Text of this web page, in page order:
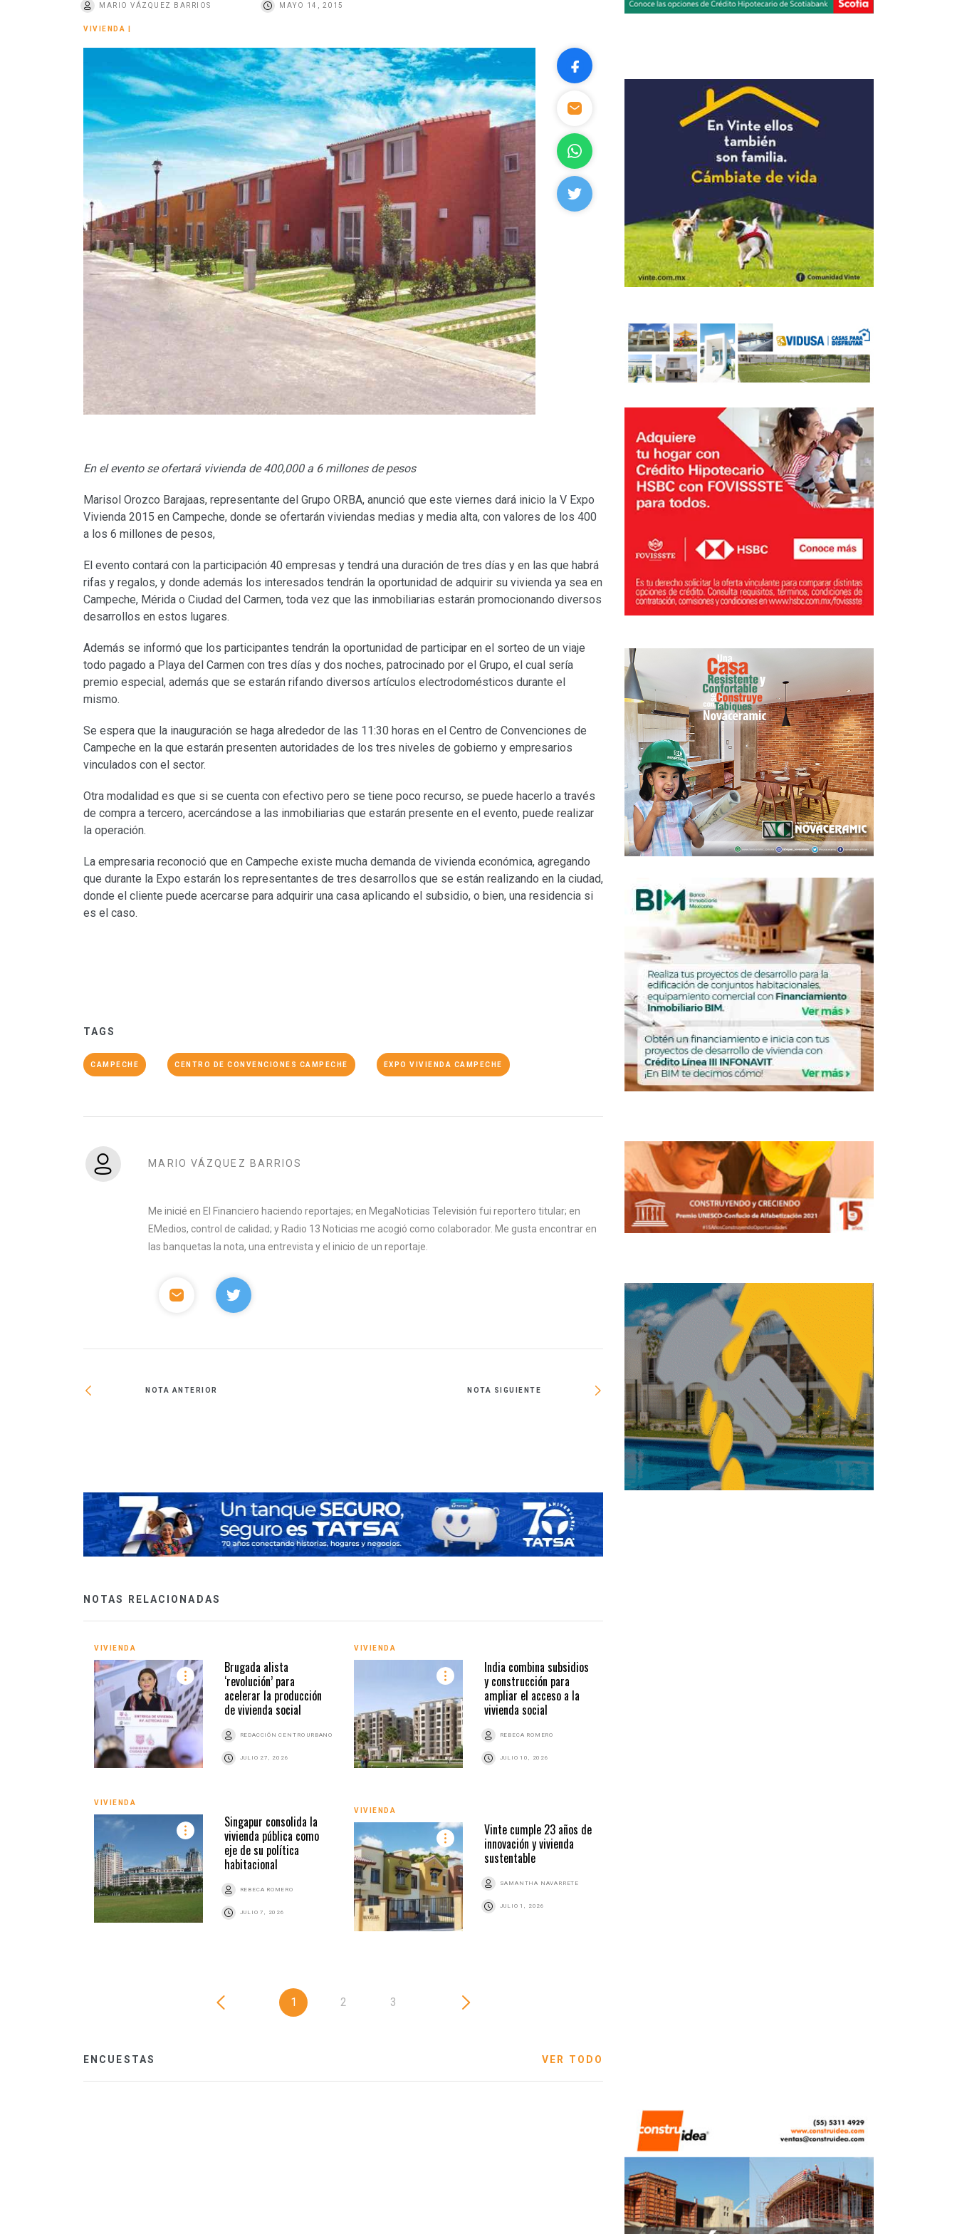
MARIO VÁZQUEZ BARRIOS MAYO 14, 2015
VIVIENDA
En el evento se ofertará vivienda de 400,000 a 6 millones de pesos
Marisol Orozco Barajaas, representante del Grupo ORBA, anunció que este viernes dará inicio la V Expo
Vivienda 2015 en Campeche, donde se ofertarán viviendas medias y media alta, con valores de los 400
a los 6 millones de pesos,
El evento contará con la participación 40 empresas y tendrá una duración de tres días y en las que habrá
rifas y regalos, y donde además los interesados tendrán la oportunidad de adquirir su vivienda ya sea en
Campeche, Mérida o Ciudad del Carmen, toda vez que las inmobiliarias estarán promocionando diversos
desarrollos en estos lugares.
Además se informó que los participantes tendrán la oportunidad de participar en el sorteo de un viaje
todo pagado a Playa del Carmen con tres días y dos noches, patrocinado por el Grupo, el cual sería
premio especial, además que se estarán rifando diversos artículos electrodomésticos durante el
mismo.
Se espera que la inauguración se haga alrededor de las 11:30 horas en el Centro de Convenciones de
Campeche en la que estarán presenten autoridades de los tres niveles de gobierno y empresarios
vinculados con el sector.
Otra modalidad es que si se cuenta con efectivo pero se tiene poco recurso, se puede hacerlo a través
de compra a tercero, acercándose a las inmobiliarias que estarán presente en el evento, puede realizar
la operación.
La empresaria reconoció que en Campeche existe mucha demanda de vivienda económica, agregando
que durante la Expo estarán los representantes de tres desarrollos que se están realizando en la ciudad,
donde el cliente puede acercarse para adquirir una casa aplicando el subsidio, o bien, una residencia si
es el caso.
TAGS
CAMPECHE CENTRO DE CONVENCIONES CAMPECHE EXPO VIVIENDA CAMPECHE
MARIO VÁZQUEZ BARRIOS
Me inicié en El Financiero haciendo reportajes; en MegaNoticias Televisión fui reportero titular; en
EMedios, control de calidad; y Radio 13 Noticias me acogió como colaborador. Me gusta encontrar en
las banquetas la nota, una entrevista y el inicio de un reportaje.
NOTA ANTERIOR NOTA SIGUIENTE
Funge Zócalo como sede de encuentro entre
países
NOTAS RELACIONADAS
VIVIENDA
Brugada alista
‘revolución’ para
acelerar la producción
de vivienda social
REDACCIÓN CENTRO URBANO
JULIO 27, 2026
VIVIENDA
India combina subsidios
y construcción para
ampliar el acceso a la
vivienda social
REBECA ROMERO
JULIO 10, 2026
VIVIENDA
Singapur consolida la
vivienda pública como
eje de su política
habitacional
REBECA ROMERO
JULIO 7, 2026
VIVIENDA
Vinte cumple 23 años de
innovación y vivienda
sustentable
SAMANTHA NAVARRETE
JULIO 1, 2026
1 2 3
ENCUESTAS VER TODO